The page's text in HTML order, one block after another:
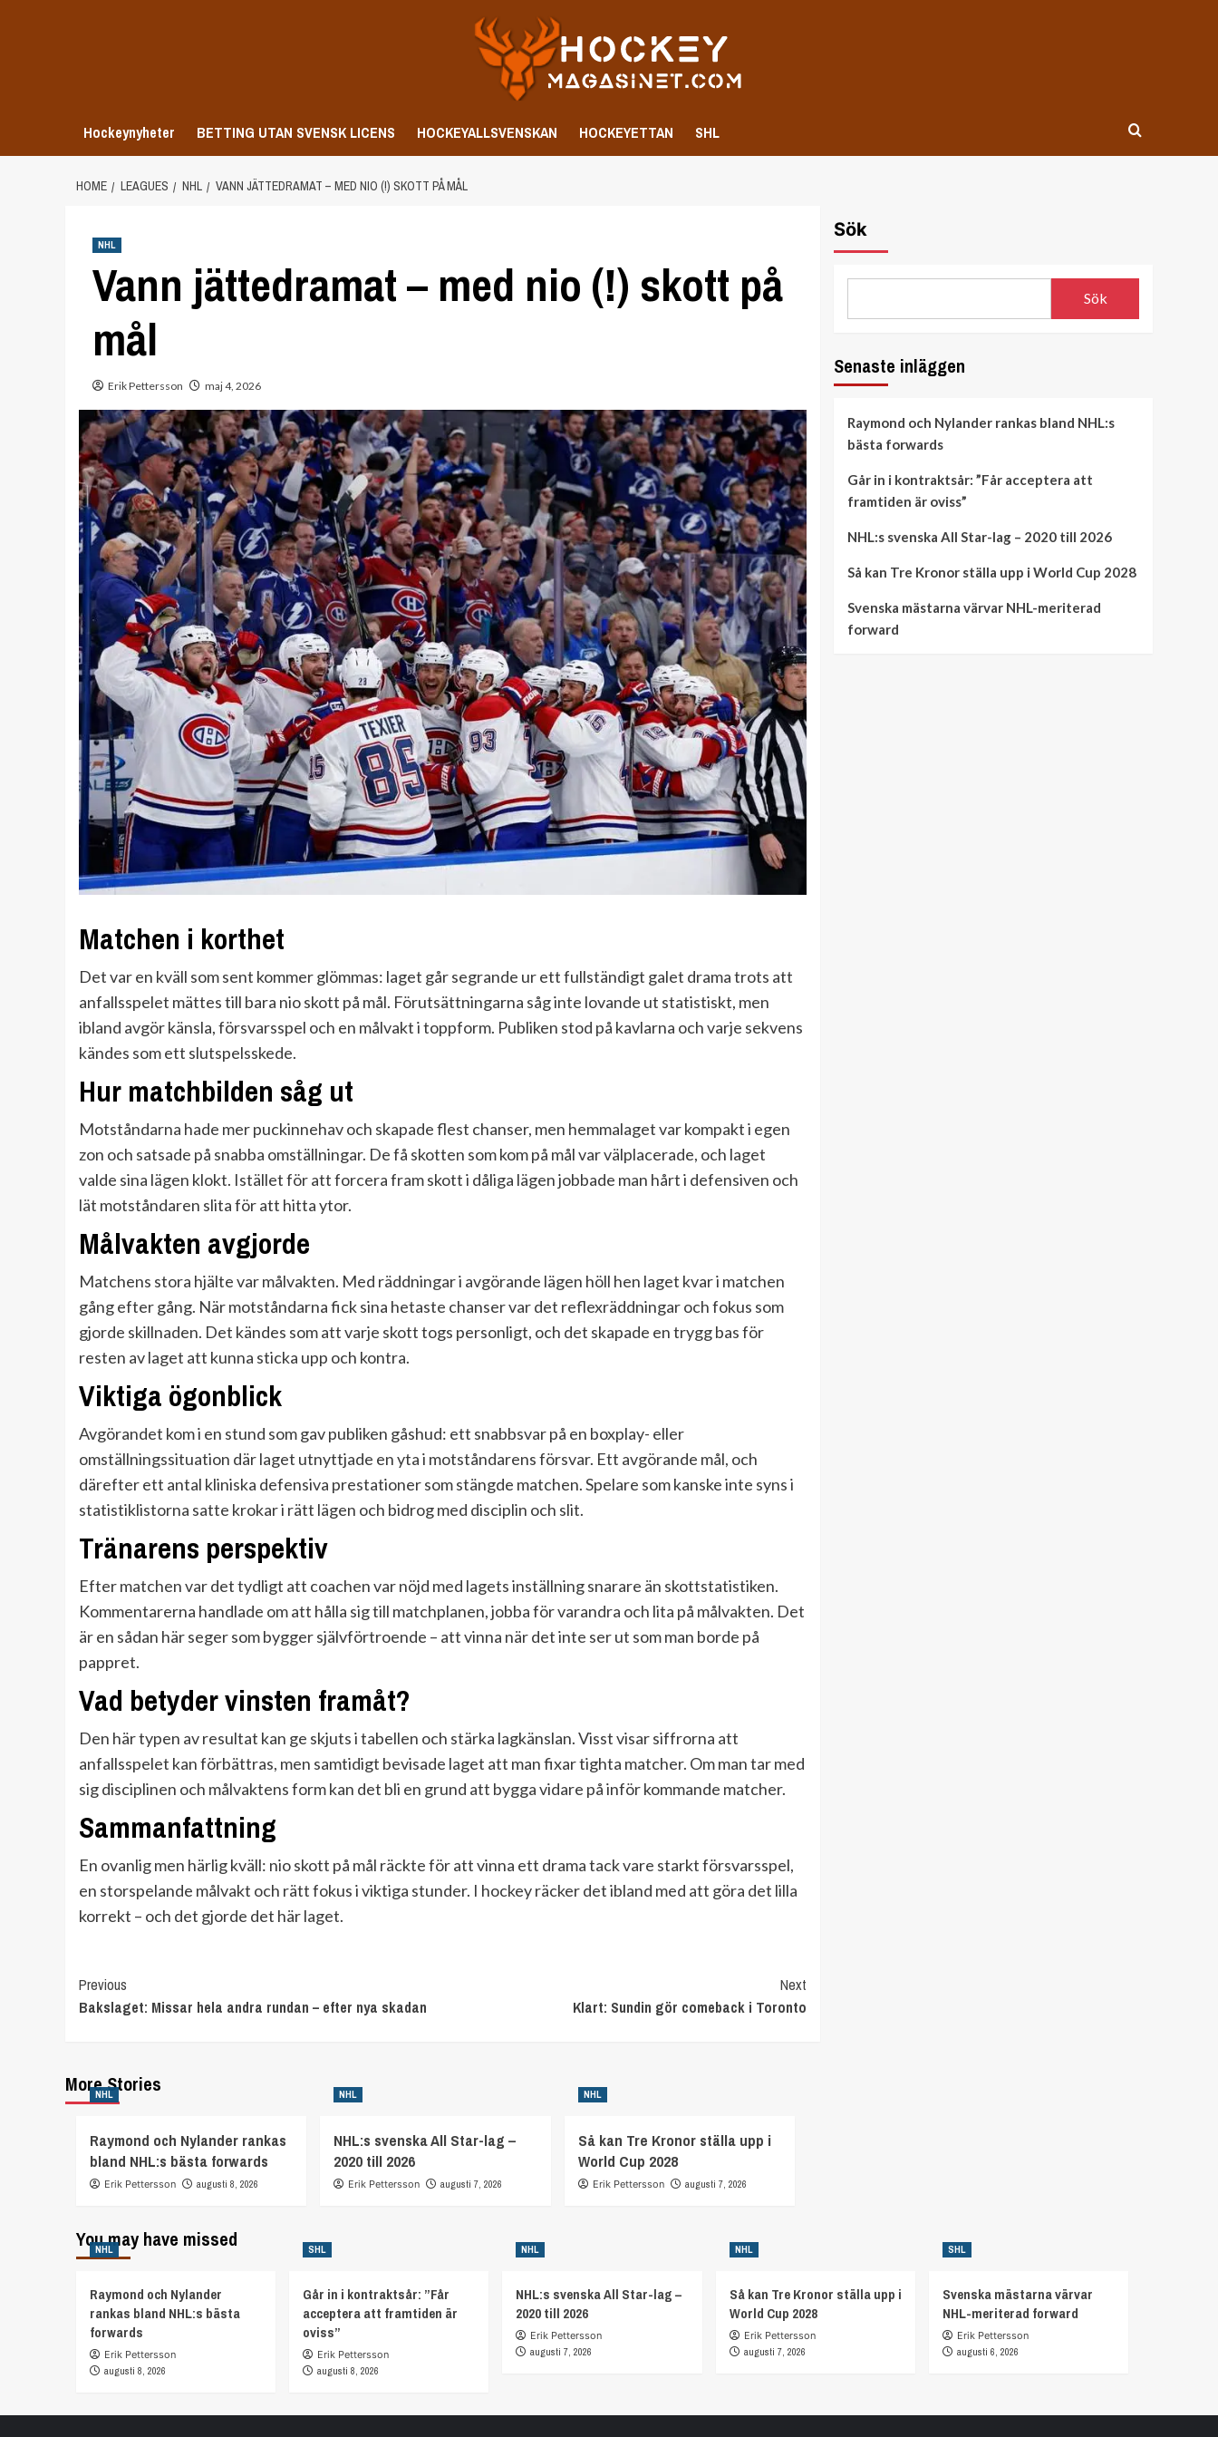
Hockeynyheter BETTING UTAN SVENSK LICENS HOCKEYALLSVENSKAN HOCKEYETTAN SHL
HOME LEAGUES NHL VANN JÄTTEDRAMAT – MED NIO (!) SKOTT PÅ MÅL
NHL
Vann jättedramat – med nio (!) skott på
mål
Erik Pettersson maj 4, 2026
Matchen i korthet
Det var en kväll som sent kommer glömmas: laget går segrande ur ett fullständigt galet drama trots att
anfallsspelet mättes till bara nio skott på mål. Förutsättningarna såg inte lovande ut statistiskt, men
ibland avgör känsla, försvarsspel och en målvakt i toppform. Publiken stod på kavlarna och varje sekvens
kändes som ett slutspelsskede.
Hur matchbilden såg ut
Motståndarna hade mer puckinnehav och skapade flest chanser, men hemmalaget var kompakt i egen
zon och satsade på snabba omställningar. De få skotten som kom på mål var välplacerade, och laget
valde sina lägen klokt. Istället för att forcera fram skott i dåliga lägen jobbade man hårt i defensiven och
lät motståndaren slita för att hitta ytor.
Målvakten avgjorde
Matchens stora hjälte var målvakten. Med räddningar i avgörande lägen höll hen laget kvar i matchen
gång efter gång. När motståndarna fick sina hetaste chanser var det reflexräddningar och fokus som
gjorde skillnaden. Det kändes som att varje skott togs personligt, och det skapade en trygg bas för
resten av laget att kunna sticka upp och kontra.
Viktiga ögonblick
Avgörandet kom i en stund som gav publiken gåshud: ett snabbsvar på en boxplay- eller
omställningssituation där laget utnyttjade en yta i motståndarens försvar. Ett avgörande mål, och
därefter ett antal kliniska defensiva prestationer som stängde matchen. Spelare som kanske inte syns i
statistiklistorna satte krokar i rätt lägen och bidrog med disciplin och slit.
Tränarens perspektiv
Efter matchen var det tydligt att coachen var nöjd med lagets inställning snarare än skottstatistiken.
Kommentarerna handlade om att hålla sig till matchplanen, jobba för varandra och lita på målvakten. Det
är en sådan här seger som bygger självförtroende – att vinna när det inte ser ut som man borde på
pappret.
Vad betyder vinsten framåt?
Den här typen av resultat kan ge skjuts i tabellen och stärka lagkänslan. Visst visar siffrorna att
anfallsspelet kan förbättras, men samtidigt bevisade laget att man fixar tighta matcher. Om man tar med
sig disciplinen och målvaktens form kan det bli en grund att bygga vidare på inför kommande matcher.
Sammanfattning
En ovanlig men härlig kväll: nio skott på mål räckte för att vinna ett drama tack vare starkt försvarsspel,
en storspelande målvakt och rätt fokus i viktiga stunder. I hockey räcker det ibland med att göra det lilla
korrekt – och det gjorde det här laget.
Continue
Reading
Previous
Bakslaget: Missar hela andra rundan – efter nya skadan
Next
Klart: Sundin gör comeback i Toronto
More Stories
NHL
Raymond och Nylander rankas
bland NHL:s bästa forwards
Erik Pettersson augusti 8, 2026
NHL
NHL:s svenska All Star-lag –
2020 till 2026
Erik Pettersson augusti 7, 2026
NHL
Så kan Tre Kronor ställa upp i
World Cup 2028
Erik Pettersson augusti 7, 2026
Sök
Sök
Senaste inläggen
Raymond och Nylander rankas bland NHL:s
bästa forwards
Går in i kontraktsår: ”Får acceptera att
framtiden är oviss”
NHL:s svenska All Star-lag – 2020 till 2026
Så kan Tre Kronor ställa upp i World Cup 2028
Svenska mästarna värvar NHL-meriterad
forward
You may have missed
NHL
Raymond och Nylander
rankas bland NHL:s bästa
forwards
Erik Pettersson
augusti 8, 2026
SHL
Går in i kontraktsår: ”Får
acceptera att framtiden är
oviss”
Erik Pettersson
augusti 8, 2026
NHL
NHL:s svenska All Star-lag –
2020 till 2026
Erik Pettersson
augusti 7, 2026
NHL
Så kan Tre Kronor ställa upp i
World Cup 2028
Erik Pettersson
augusti 7, 2026
SHL
Svenska mästarna värvar
NHL-meriterad forward
Erik Pettersson
augusti 6, 2026